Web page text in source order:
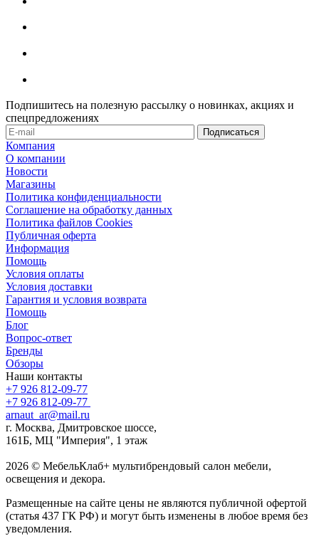
Подпишитесь на полезную рассылку о новинках, акциях и
спецпредложениях
Компания
О компании
Новости
Магазины
Политика конфиденциальности
Соглашение на обработку данных
Политика файлов Cookies
Публичная оферта
Информация
Помощь
Условия оплаты
Условия доставки
Гарантия и условия возврата
Помощь
Блог
Вопрос-ответ
Бренды
Обзоры
Наши контакты
+7 926 812-09-77
+7 926 812-09-77
arnaut_ar@mail.ru
г. Москва, Дмитровское шоссе,
161Б, МЦ "Империя", 1 этаж
2026 © МебельКлаб+ мультибрендовый салон мебели,
освещения и декора.
Размещенные на сайте цены не являются публичной офертой
(статья 437 ГК РФ) и могут быть изменены в любое время без
уведомления.